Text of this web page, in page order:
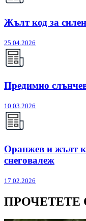
Жълт код за
25.04.2026
Предимно
10.03.2026
Оранжев и жълт
снеговалеж
17.02.2026